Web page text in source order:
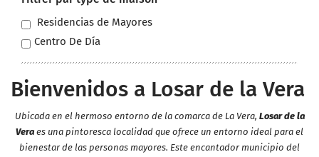
Residencias de Mayores
Centro De Día
Bienvenidos a Losar de la Vera
Ubicada en el hermoso entorno de la comarca de La Vera, Losar de la
Veraes una pintoresca localidad que ofrece un entorno ideal para el
bienestar de las personas mayores. Este encantador municipio del